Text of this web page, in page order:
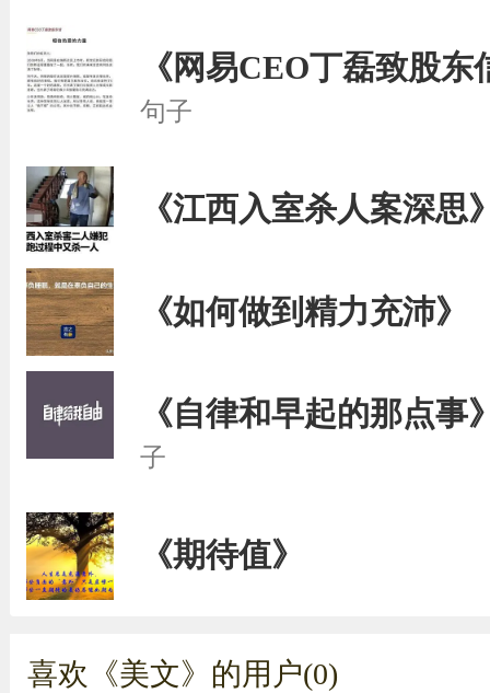
《网易CEO丁磊致股东
句子
《江西入室杀人案深思
《如何做到精力充沛》
《自律和早起的那点事
子
《期待值》
喜欢《美文》的用户(0)